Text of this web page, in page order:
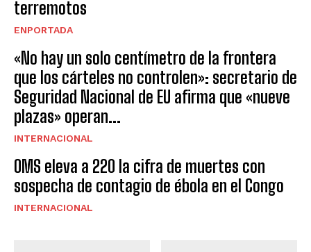
terremotos
ENPORTADA
«No hay un solo centímetro de la frontera
que los cárteles no controlen»: secretario de
Seguridad Nacional de EU afirma que «nueve
plazas» operan...
INTERNACIONAL
OMS eleva a 220 la cifra de muertes con
sospecha de contagio de ébola en el Congo
INTERNACIONAL